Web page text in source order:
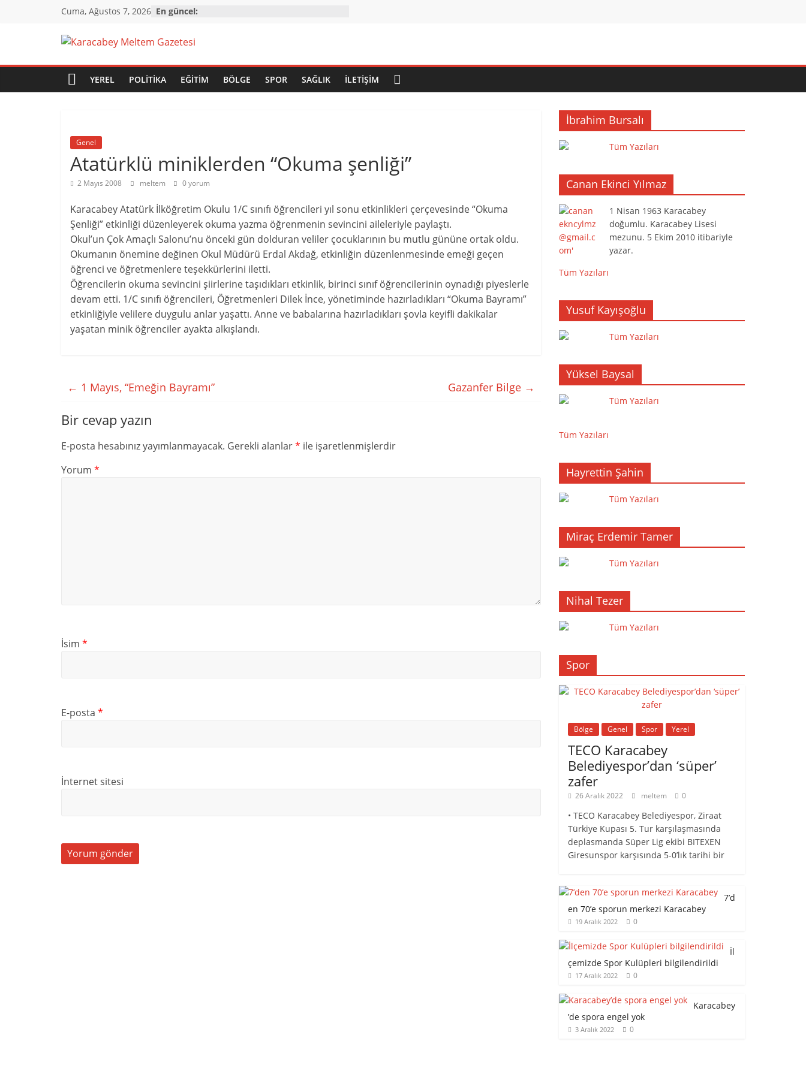
Cuma, Ağustos 7, 2026 En güncel:
Karacabey
Meltem
Karacabey'in
gözü,
YEREL POLITIKA EĞITIM BÖLGE SPOR SAĞLIK İLETIŞIM
Genel
Atatürklü miniklerden “Okuma şenliği”
2 Mayıs 2008 meltem 0 yorum
Karacabey Atatürk İlköğretim Okulu 1/C sınıfı öğrencileri yıl sonu etkinlikleri çerçevesinde “Okuma
Şenliği” etkinliği düzenleyerek okuma yazma öğrenmenin sevincini aileleriyle paylaştı.
Okul’un Çok Amaçlı Salonu’nu önceki gün dolduran veliler çocuklarının bu mutlu gününe ortak oldu.
Okumanın önemine değinen Okul Müdürü Erdal Akdağ, etkinliğin düzenlenmesinde emeği geçen
öğrenci ve öğretmenlere teşekkürlerini iletti.
Öğrencilerin okuma sevincini şiirlerine taşıdıkları etkinlik, birinci sınıf öğrencilerinin oynadığı piyeslerle
devam etti. 1/C sınıfı öğrencileri, Öğretmenleri Dilek İnce, yönetiminde hazırladıkları “Okuma Bayramı”
etkinliğiyle velilere duygulu anlar yaşattı. Anne ve babalarına hazırladıkları şovla keyifli dakikalar
yaşatan minik öğrenciler ayakta alkışlandı.
← 1 Mayıs, “Emeğin Bayramı” Gazanfer Bilge →
Bir cevap yazın
E-posta hesabınız yayımlanmayacak. Gerekli alanlar* ile işaretlenmişlerdir
Yorum *
İsim *
E-posta *
İnternet sitesi
İbrahim Bursalı
Tüm Yazıları
Canan Ekinci Yılmaz
1 Nisan 1963 Karacabey
doğumlu. Karacabey Lisesi
mezunu. 5 Ekim 2010 itibariyle
yazar.
Tüm Yazıları
Yusuf Kayışoğlu
Tüm Yazıları
Yüksel Baysal
Tüm Yazıları
Tüm Yazıları
Hayrettin Şahin
Tüm Yazıları
Miraç Erdemir Tamer
Tüm Yazıları
Nihal Tezer
Tüm Yazıları
Spor
Bölge Genel Spor Yerel
TECO Karacabey
Belediyespor’dan ‘süper’
zafer
26 Aralık 2022 meltem 0
• TECO Karacabey Belediyespor, Ziraat
Türkiye Kupası 5. Tur karşılaşmasında
deplasmanda Süper Lig ekibi BITEXEN
Giresunspor karşısında 5-0’lık tarihi bir
7’d
en 70’e sporun merkezi Karacabey
19 Aralık 2022 0
İl
çemizde Spor Kulüpleri bilgilendirildi
17 Aralık 2022 0
Karacabey
’de spora engel yok
3 Aralık 2022 0